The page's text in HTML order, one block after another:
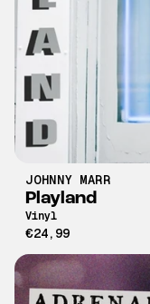
JOHNNY MARR
Playland
Vinyl
€24,99